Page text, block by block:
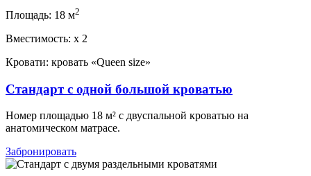
Площадь: 18 м2
Вместимость: x 2
Кровати: кровать «Queen size»
Стандарт с одной большой кроватью
Номер площадью 18 м² с двуспальной кроватью на
анатомическом матрасе.
Забронировать